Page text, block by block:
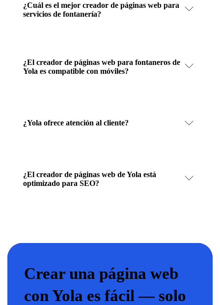
¿Cuál es el mejor creador de páginas web para
servicios de fontanería?
¿El creador de páginas web para fontaneros de
Yola es compatible con móviles?
¿Yola ofrece atención al cliente?
¿El creador de páginas web de Yola está
optimizado para SEO?
Crear una página web
con Yola es fácil — solo